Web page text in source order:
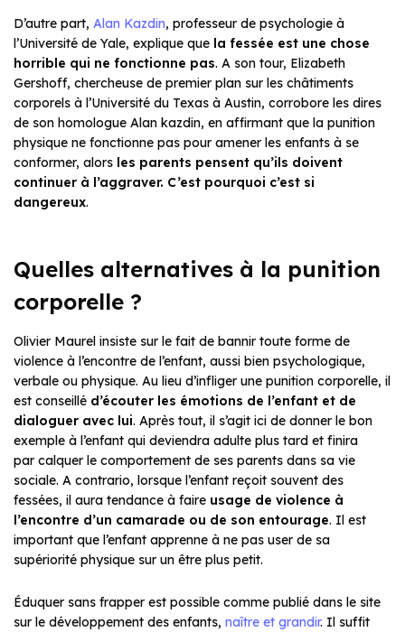
D’autre part, Alan Kazdin, professeur de psychologie à
l’Université de Yale, explique que la fessée est une chose
horrible qui ne fonctionne pas. A son tour, Elizabeth
Gershoff, chercheuse de premier plan sur les châtiments
corporels à l’Université du Texas à Austin, corrobore les dires
de son homologue Alan kazdin, en affirmant que la punition
physique ne fonctionne pas pour amener les enfants à se
conformer, alors les parents pensent qu’ils doivent
continuer à l’aggraver. C’est pourquoi c’est si
dangereux.
Quelles alternatives à la punition
corporelle ?
Olivier Maurel insiste sur le fait de bannir toute forme de
violence à l’encontre de l’enfant, aussi bien psychologique,
verbale ou physique. Au lieu d’infliger une punition corporelle, il
est conseillé d’écouter les émotions de l’enfant et de
dialoguer avec lui. Après tout, il s’agit ici de donner le bon
exemple à l’enfant qui deviendra adulte plus tard et finira
par calquer le comportement de ses parents dans sa vie
sociale. A contrario, lorsque l’enfant reçoit souvent des
fessées, il aura tendance à faire usage de violence à
l’encontre d’un camarade ou de son entourage. Il est
important que l’enfant apprenne à ne pas user de sa
supériorité physique sur un être plus petit.
Éduquer sans frapper est possible comme publié dans le site
sur le développement des enfants, naître et grandir. Il suffit